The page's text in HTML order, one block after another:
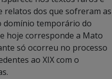
relatos dos que sofreram as
domínio temporário do
hoje corresponde a Mato
só ocorreu no processo
ao XIX com o